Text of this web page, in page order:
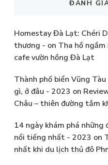
ĐÁNH
Homestay Đà Lạt: Chéri
thương - on Tha hồ
cafe vườn hồng Đà Lạt
Thành phố biển Vũng
gì, ở đâu - 2023 on
Châu – thiên đường tắm
14 ngày khám phá những
nổi tiếng nhất - 2023 on
nhất khi du lịch thủ đô